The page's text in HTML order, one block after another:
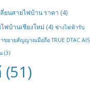
ยนสายไฟบ้าน ราคา (4)
ฟบ้านเชียงใหม่ (4) ช่างไฟฟ้ารับ
ขยายสัญญาณมือถือ TRUE DTAC AIS
(3)
(51)